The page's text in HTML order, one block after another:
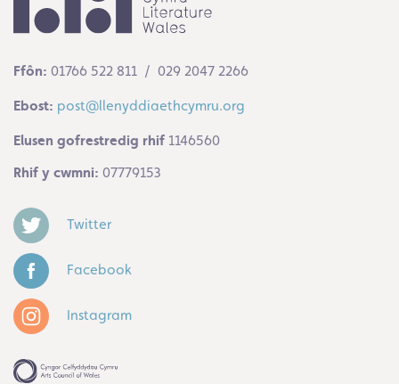
Ffôn: 01766 522 811 / 029 2047 2266
Ebost: post@llenyddiaethcymru.org
Elusen gofrestredig rhif 1146560
Rhif y cwmni: 07779153
Twitter
Facebook
Instagram